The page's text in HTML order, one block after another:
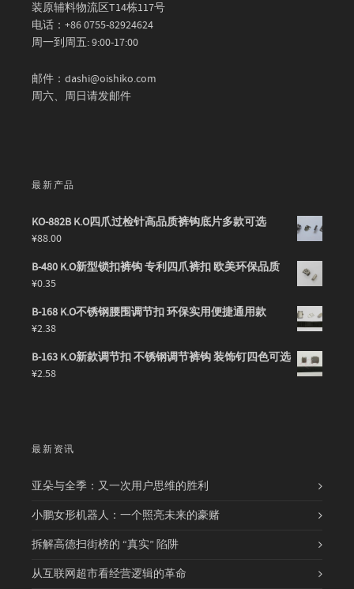
装原辅料物流区T14栋117号
电话：+86 0755-82924624
周一到周五: 9:00-17:00
邮件：dashi@oishiko.com
周六、周日请发邮件
最新产品
KO-882B K.O四爪过检针高品质裤钩底片多款可选
¥88.00
B-480 K.O新型锁扣裤钩 专利四爪裤扣 欧美环保品质
¥0.35
B-168 K.O不锈钢腰围调节扣 环保实用便捷通用款
¥2.38
B-163 K.O新款调节扣 不锈钢调节裤钩 装饰钉四色可选
¥2.58
最新资讯
亚朵与全季：又一次用户思维的胜利
小鹏女形机器人：一个照亮未来的豪赌
拆解高德扫街榜的 “真实” 陷阱
从互联网超市看经营逻辑的革命